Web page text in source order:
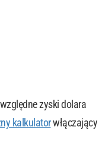
zyski dolara
kalkulatorwłączający